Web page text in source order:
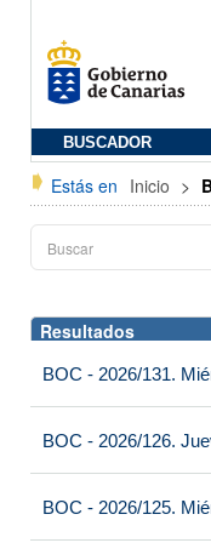
BUSCADOR
Estás en Inicio >
Resultados
BOC - 2026/131.
BOC - 2026/126.
BOC - 2026/125.